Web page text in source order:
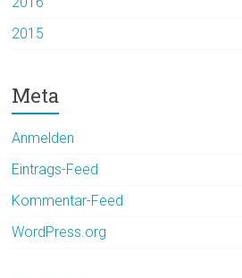
2015
Meta
Anmelden
Eintrags-Feed
Kommentar-Feed
WordPress.org